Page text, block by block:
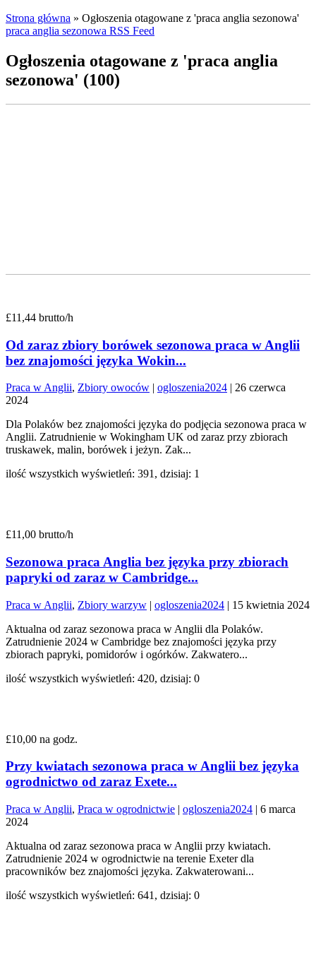
Strona główna » Ogłoszenia otagowane z 'praca anglia sezonowa'
praca anglia sezonowa RSS Feed
Ogłoszenia otagowane z 'praca anglia
sezonowa' (100)
£11,44 brutto/h
Od zaraz zbiory borówek sezonowa praca w Anglii
bez znajomości języka Wokin...
Praca w Anglii, Zbiory owoców | ogloszenia2024 | 26 czerwca
2024
Dla Polaków bez znajomości języka do podjęcia sezonowa praca w
Anglii. Zatrudnienie w Wokingham UK od zaraz przy zbiorach
truskawek, malin, borówek i jeżyn. Zak...
ilość wszystkich wyświetleń: 391, dzisiaj: 1
£11,00 brutto/h
Sezonowa praca Anglia bez języka przy zbiorach
papryki od zaraz w Cambridge...
Praca w Anglii, Zbiory warzyw | ogloszenia2024 | 15 kwietnia 2024
Aktualna od zaraz sezonowa praca w Anglii dla Polaków.
Zatrudnienie 2024 w Cambridge bez znajomości języka przy
zbiorach papryki, pomidorów i ogórków. Zakwatero...
ilość wszystkich wyświetleń: 420, dzisiaj: 0
£10,00 na godz.
Przy kwiatach sezonowa praca w Anglii bez języka
ogrodnictwo od zaraz Exete...
Praca w Anglii, Praca w ogrodnictwie | ogloszenia2024 | 6 marca
2024
Aktualna od zaraz sezonowa praca w Anglii przy kwiatach.
Zatrudnienie 2024 w ogrodnictwie na terenie Exeter dla
pracowników bez znajomości języka. Zakwaterowani...
ilość wszystkich wyświetleń: 641, dzisiaj: 0